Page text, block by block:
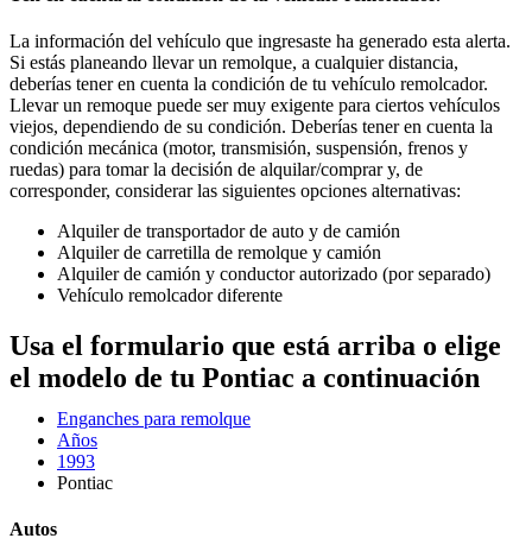
La información del vehículo que ingresaste ha generado esta alerta.
Si estás planeando llevar un remolque, a cualquier distancia,
deberías tener en cuenta la condición de tu vehículo remolcador.
Llevar un remoque puede ser muy exigente para ciertos vehículos
viejos, dependiendo de su condición. Deberías tener en cuenta la
condición mecánica (motor, transmisión, suspensión, frenos y
ruedas) para tomar la decisión de alquilar/comprar y, de
corresponder, considerar las siguientes opciones alternativas:
Alquiler de transportador de auto y de camión
Alquiler de carretilla de remolque y camión
Alquiler de camión y conductor autorizado (por separado)
Vehículo remolcador diferente
Usa el formulario que está arriba o elige
el modelo de tu Pontiac a continuación
Enganches para remolque
Años
1993
Pontiac
Autos